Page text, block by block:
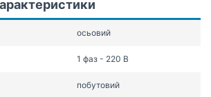
осьовий
1 фаз - 220 В
побутовий